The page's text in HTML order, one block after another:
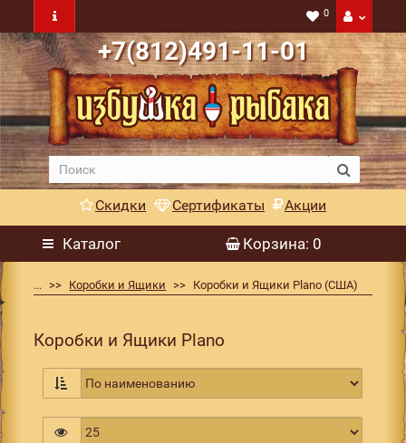
0
+7(812)491-11-01
Скидки Сертификаты Акции
Каталог Корзина: 0
... Коробки и Ящики Коробки и Ящики Plano (США)
Коробки и Ящики Plano